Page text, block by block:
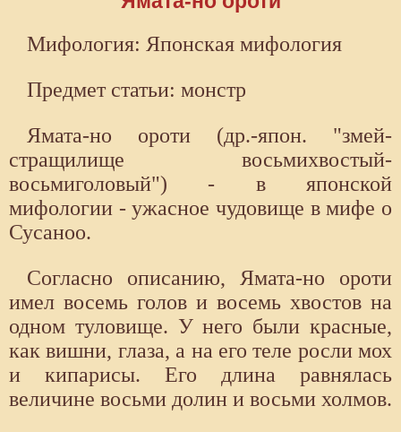
Мифология: Японская мифология
Предмет статьи: монстр
Ямата-но ороти (др.-япон. "змей-
стращилище восьмихвостый-
восьмиголовый") - в японской
мифологии - ужасное чудовище в мифе о
Сусаноо.
Согласно описанию, Ямата-но ороти
имел восемь голов и восемь хвостов на
одном туловище. У него были красные,
как вишни, глаза, а на его теле росли мох
и кипарисы. Его длина равнялась
величине восьми долин и восьми холмов.